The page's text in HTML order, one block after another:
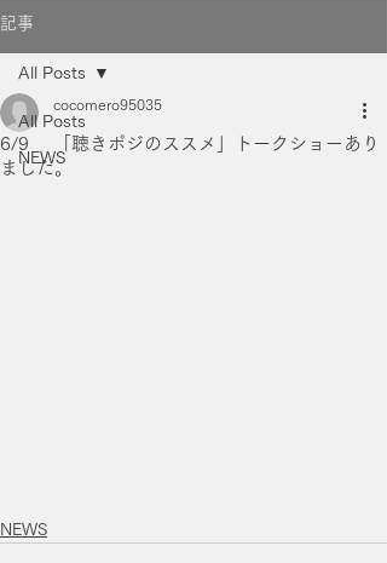
記事
All Posts
NEWS
All Posts
6/9 「聴きポジのススメ」トークショーあり
ました。
cocomero95035
NEWS